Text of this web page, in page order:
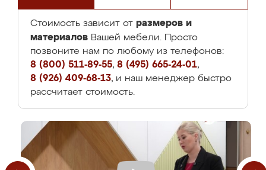
Стоимость зависит от размеров и
материалов Вашей мебели. Просто
позвоните нам по любому из телефонов:
8 (800) 511-89-55, 8 (495) 665-24-01,
8 (926) 409-68-13, и наш менеджер быстро
рассчитает стоимость.